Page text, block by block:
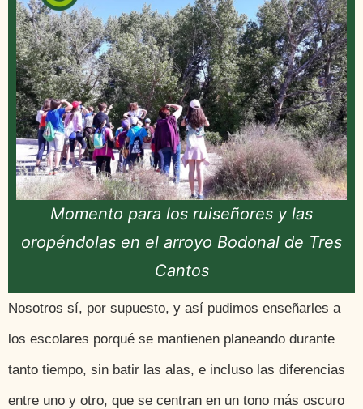
Momento para los ruiseñores y las
oropéndolas en el arroyo Bodonal de Tres
Cantos
Nosotros sí, por supuesto, y así pudimos enseñarles a
los escolares porqué se mantienen planeando durante
tanto tiempo, sin batir las alas, e incluso las diferencias
entre uno y otro, que se centran en un tono más oscuro